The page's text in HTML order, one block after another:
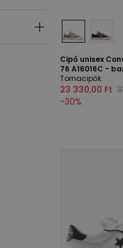
Cipő unisex
76 A16016C -
Tornacipők
23 330,00 Ft
-30%